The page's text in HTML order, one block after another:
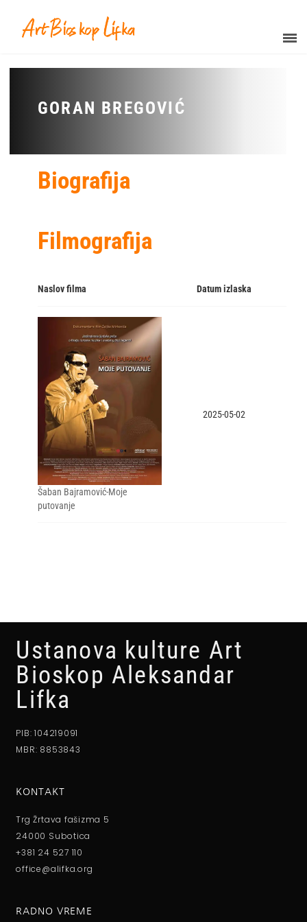
GORAN BREGOVIĆ
Biografija
Filmografija
Naslov filma Datum izlaska
Šaban Bajramović-Moje
putovanje
2025-05-02
Ustanova kulture Art
Bioskop Aleksandar
Lifka
PIB: 104219091
MBR: 8853843
KONTAKT
Trg Žrtava fašizma 5
24000 Subotica
+381 24 527 110
office@alifka.org
RADNO VREME